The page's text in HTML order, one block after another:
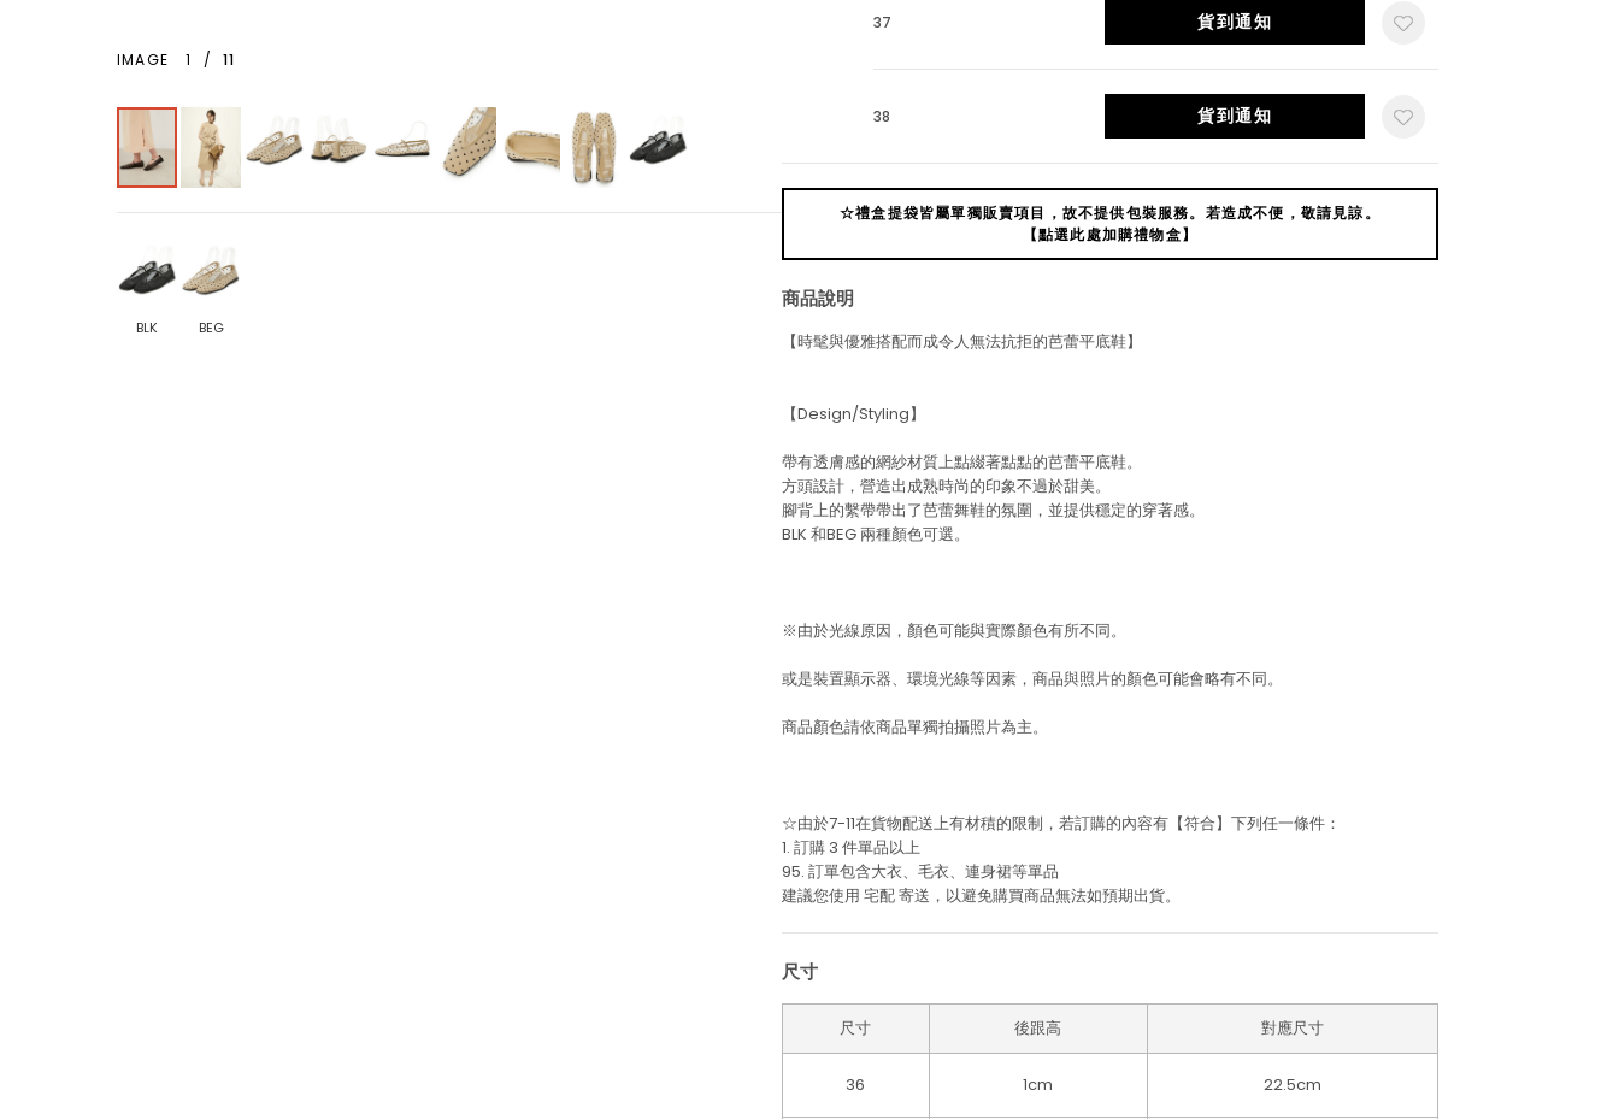
IMAGE 1 / 11
BLK BEG
37 貨到通知
38 貨到通知
☆禮盒提袋皆屬單獨販賣項目，故不提供包裝服務。若造成不便，敬請見諒。
【點選此處加購禮物盒】
商品說明
【時髦與優雅搭配而成令人無法抗拒的芭蕾平底鞋】
【Design/Styling】
帶有透膚感的網紗材質上點綴著點點的芭蕾平底鞋。
方頭設計，營造出成熟時尚的印象不過於甜美。
腳背上的繫帶帶出了芭蕾舞鞋的氛圍，並提供穩定的穿著感。
BLK 和BEG 兩種顏色可選。
※由於光線原因，顏色可能與實際顏色有所不同。
或是裝置顯示器、環境光線等因素，商品與照片的顏色可能會略有不同。
商品顏色請依商品單獨拍攝照片為主。
☆由於7-11在貨物配送上有材積的限制，若訂購的內容有【符合】下列任一條件：
1. 訂購 3 件單品以上
95. 訂單包含大衣、毛衣、連身裙等單品
建議您使用 宅配寄送，以避免購買商品無法如預期出貨。
尺寸
尺寸 後跟高 對應尺寸
36 1cm 22.5cm